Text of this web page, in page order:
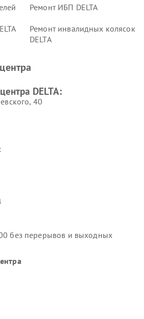
Ремонт ИБП DELTA
Ремонт инвалидных колясок
DELTA
DELTA:
40
без перерывов и выходных